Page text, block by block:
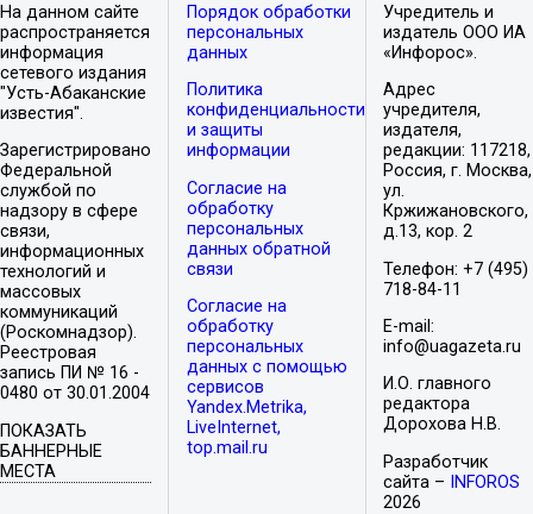
На данном сайте
распространяется
информация
сетевого издания
"Усть-Абаканские
известия".
Зарегистрировано
Федеральной
службой по
надзору в сфере
связи,
информационных
технологий и
массовых
коммуникаций
(Роскомнадзор).
Реестровая
запись ПИ № 16 -
0480 от 30.01.2004
ПОКАЗАТЬ
БАННЕРНЫЕ
МЕСТА
Порядок обработки
персональных
данных
Политика
конфиденциальности
и защиты
информации
Согласие на
обработку
персональных
данных обратной
связи
Согласие на
обработку
персональных
данных с помощью
сервисов
Yandex.Metrika,
LiveInternet,
top.mail.ru
Учредитель и
издатель ООО ИА
«Инфорос».
Адрес
учредителя,
издателя,
редакции: 117218,
Россия, г. Москва,
ул.
Кржижановского,
д.13, кор. 2
Телефон: +7 (495)
718-84-11
E-mail:
info@uagazeta.ru
И.О. главного
редактора
Дорохова Н.В.
Разработчик
сайта –
INFOROS
2026